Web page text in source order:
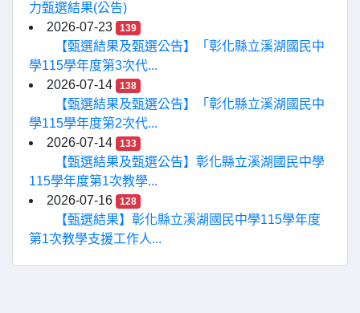
力甄選結果(公告)
2026-07-23
139
【甄選結果及甄選公告】「彰化縣立溪湖國民中
學115學年度第3次代...
2026-07-14
138
【甄選結果及甄選公告】「彰化縣立溪湖國民中
學115學年度第2次代...
2026-07-14
133
【甄選結果及甄選公告】彰化縣立溪湖國民中學
115學年度第1次教學...
2026-07-16
128
【甄選結果】彰化縣立溪湖國民中學115學年度
第1次教學支援工作人...